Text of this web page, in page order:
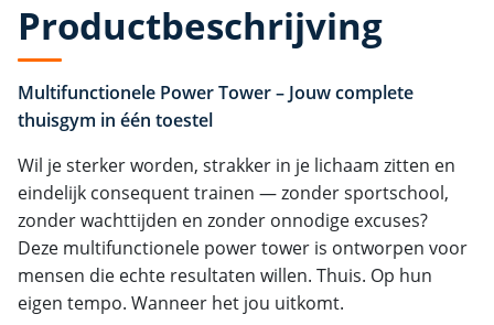
Productbeschrijving
Multifunctionele Power Tower – Jouw complete
thuisgym in één toestel
Wil je sterker worden, strakker in je lichaam zitten en
eindelijk consequent trainen — zonder sportschool,
zonder wachttijden en zonder onnodige excuses?
Deze multifunctionele power tower is ontworpen voor
mensen die echte resultaten willen. Thuis. Op hun
eigen tempo. Wanneer het jou uitkomt.